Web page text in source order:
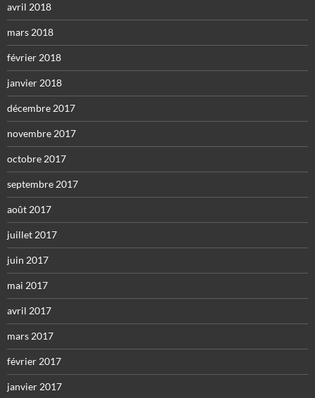
avril 2018
mars 2018
février 2018
janvier 2018
décembre 2017
novembre 2017
octobre 2017
septembre 2017
août 2017
juillet 2017
juin 2017
mai 2017
avril 2017
mars 2017
février 2017
janvier 2017